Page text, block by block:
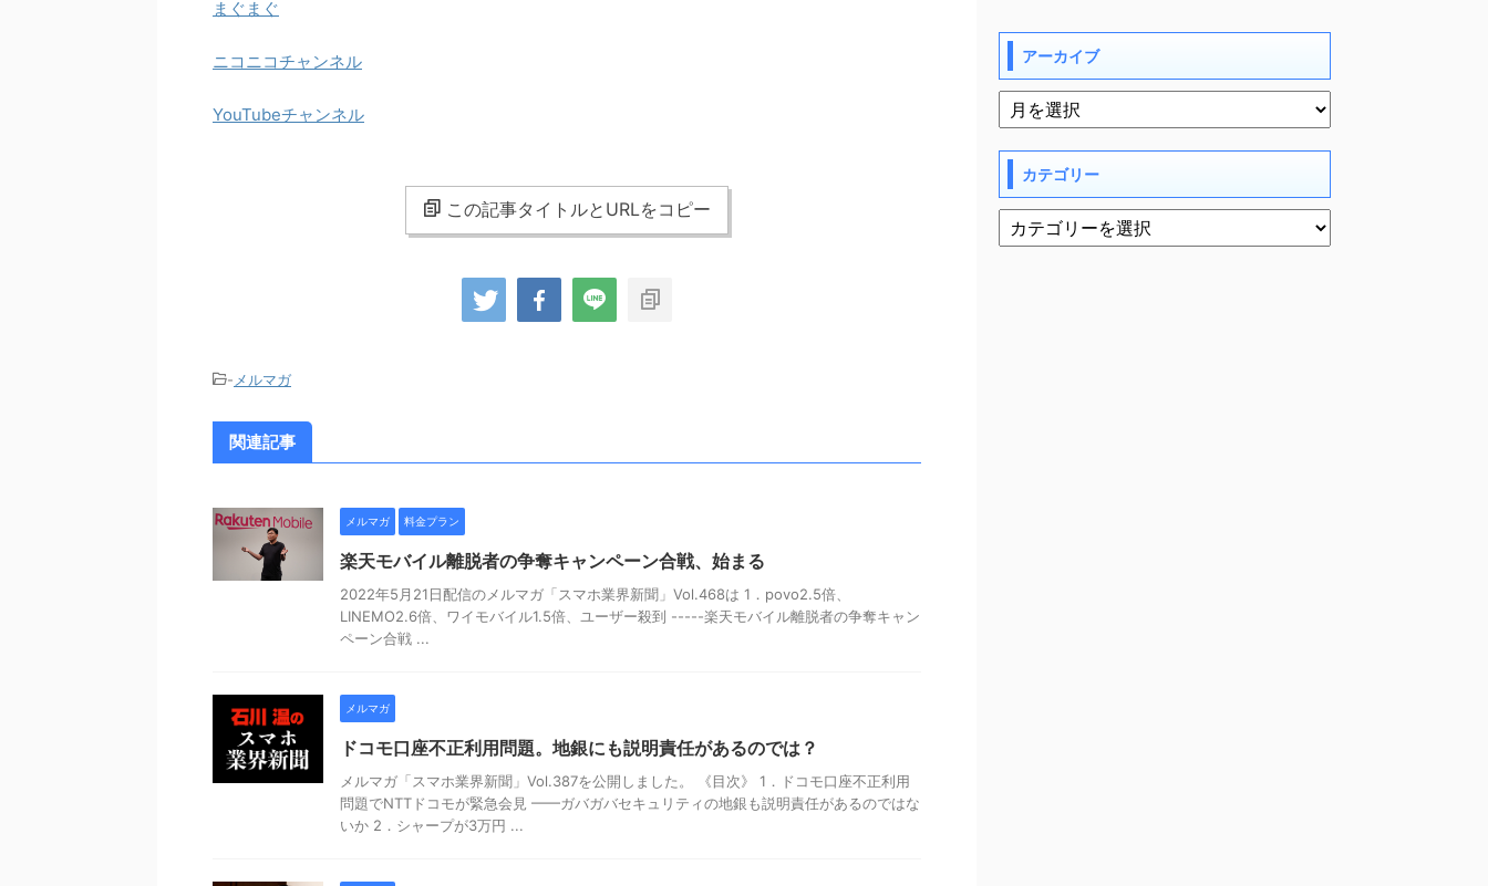
まぐまぐ
ニコニコチャンネル
YouTubeチャンネル
この記事タイトルとURLをコピー
- メルマガ
関連記事
メルマガ 料金プラン
楽天モバイル離脱者の争奪キャンペーン合戦、始まる
2022年5月21日配信のメルマガ「スマホ業界新聞」Vol.468は 1．povo2.5倍、
LINEMO2.6倍、ワイモバイル1.5倍、ユーザー殺到 -----楽天モバイル離脱者の争奪キャン
ペーン合戦 ...
メルマガ
ドコモ口座不正利用問題。地銀にも説明責任があるのでは？
メルマガ「スマホ業界新聞」Vol.387を公開しました。 《目次》 1．ドコモ口座不正利用
問題でNTTドコモが緊急会見 ━━ガバガバセキュリティの地銀も説明責任があるのではな
いか 2．シャープが3万円 ...
アーカイブ
カテゴリー